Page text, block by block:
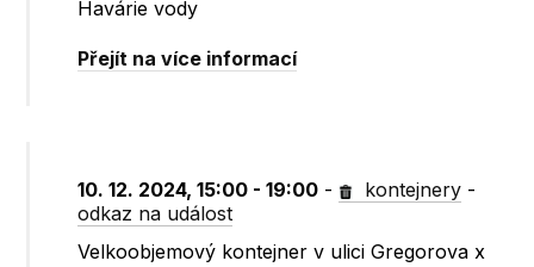
Havárie vody
Přejít na více informací
10. 12. 2024, 15:00 - 19:00 - kontejnery -
odkaz na událost
Velkoobjemový kontejner v ulici Gregorova x